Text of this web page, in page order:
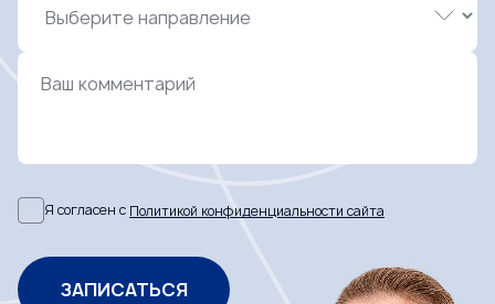
Ваш комментарий
Я согласен с Политикой конфиденциальности сайта
ЗАПИСАТЬСЯ